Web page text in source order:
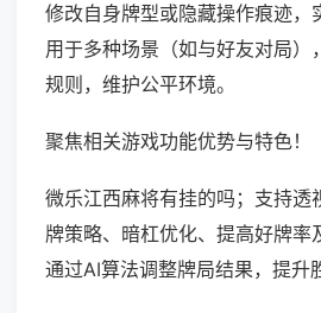
修改自身牌型或隐藏操作痕迹，
用于多种场景（如与好友对局）
规则，维护公平环境。
聚焦相关游戏功能优势与特色！
微乐江西麻将有挂的吗；支持透
牌策略、暗杠优化、提高好牌率
通过AI算法调整牌局结果，提升